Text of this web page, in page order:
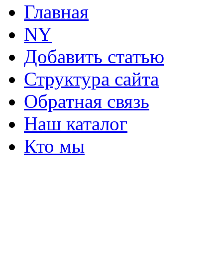
Главная
NY
Добавить статью
Структура сайта
Обратная связь
Наш каталог
Кто мы